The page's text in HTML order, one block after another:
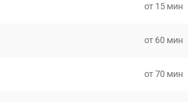
от 15 мин
от 60 мин
от 70 мин